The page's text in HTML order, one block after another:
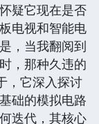
疑它现在是否
电视和智能电
，当我翻阅到
，那种久违的
，它深入探讨
础的模拟电路
迭代，其核心